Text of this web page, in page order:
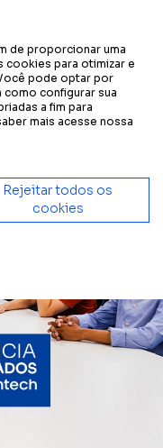
Scanntech leva debate sobre IA no varejo ao Innovation Week
de proporcionar uma
cookies para otimizar e
pode optar por
configurar sua
a fim para
mais acesse nossa
Rejeitar todos os
cookies